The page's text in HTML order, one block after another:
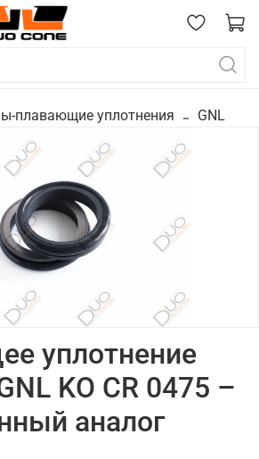
плавающие уплотнения GNL
уплотнение
KO CR 0475 –
аналог